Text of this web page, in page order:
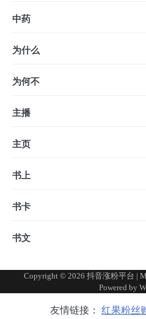
中药
为什么
为何不
主播
主页
书上
书卡
书文
Copyright © 2026 抖音涨粉平台 |
Powered by
友情链接： 红果粉丝